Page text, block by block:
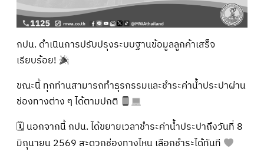
กปน. ดำเนินการปรับปรุงระบบฐานข้อมูลลูกค้าเสร็จ
เรียบร้อย!
ขณะนี้ ทุกท่านสามารถทำธุรกรรมและชำระค่าน้ำประปาผ่าน
ช่องทางต่าง ๆ ได้ตามปกติ
​🗓 นอกจากนี้ กปน. ได้ขยายเวลาชำระค่าน้ำประปาถึงวันที่ 8
มิถุนายน 2569 สะดวกช่องทางไหน เลือกชำระได้ทันที